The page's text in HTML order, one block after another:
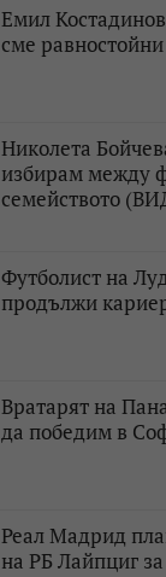
Емил
сме
Николета
избирам между
семейството
Футболист на
продължи
Вратарят на
да победим в
Реал Мадрид
на РБ Лайпциг